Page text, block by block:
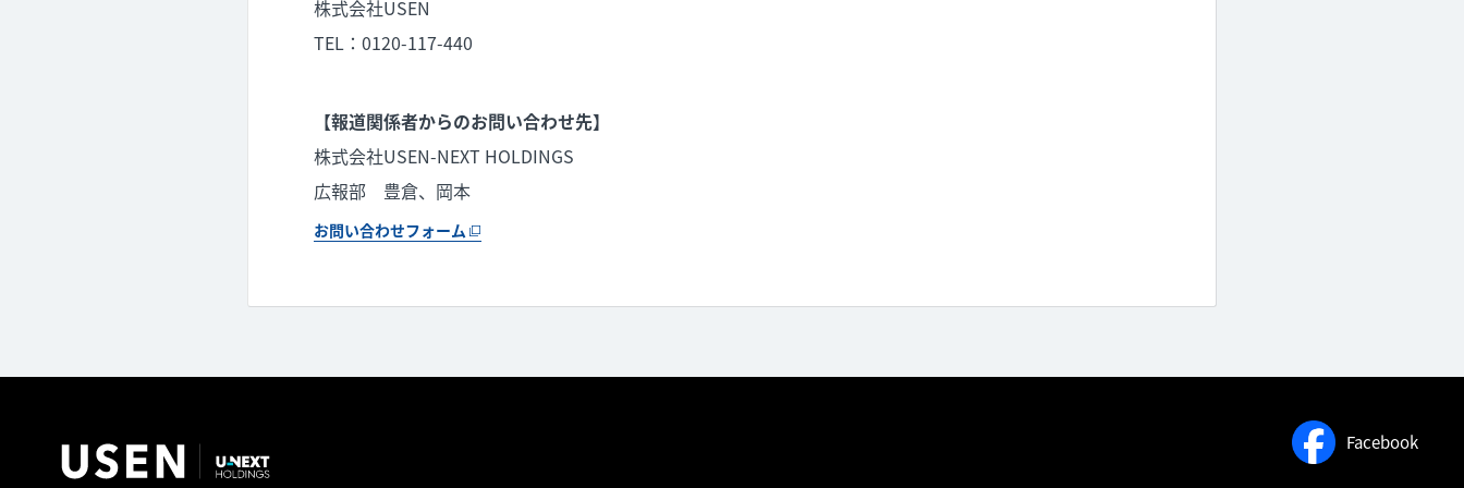
株式会社USEN
TEL：0120-117-440
【報道関係者からのお問い合わせ先】
株式会社USEN-NEXT HOLDINGS
広報部 豊倉、岡本
お問い合わせフォーム
Facebook